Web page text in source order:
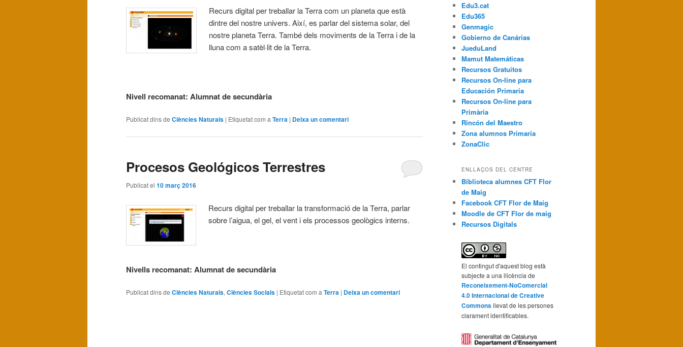
Recurs digital per treballar la Terra com un planeta que està
dintre del nostre univers. Així, es parlar del sistema solar, del
nostre planeta Terra. També dels moviments de la Terra i de la
lluna com a satèl·lit de la Terra.
Nivell recomanat: Alumnat de secundària
Publicat dins de Ciències Naturals | Etiquetat com a Terra | Deixa un comentari
Procesos Geológicos Terrestres
Publicat el 10 març 2016
Recurs digital per treballar la transformació de la Terra, parlar
sobre l’aigua, el gel, el vent i els processos geològics interns.
Nivells recomanat: Alumnat de secundària
Publicat dins de Ciències Naturals,Ciències Socials | Etiquetat com aTerra | Deixa un comentari
Edu3.cat
Edu365
Genmagic
Gobierno de Canárias
JueduLand
Mamut Matemáticas
Recursos Gratuitos
Recursos On-line para
Educación Primaria
Recursos On-line para
Primària
Rincón del Maestro
Zona alumnos Primaria
ZonaClic
ENLLAÇOS DEL CENTRE
Biblioteca alumnes CFT Flor
de Maig
Facebook CFT Flor de Maig
Moodle de CFT Flor de maig
Recursos Digitals
El contingut d'aquest blog està
subjecte a una llicència de
Reconeixement-NoComercial
4.0 Internacional de Creative
Commonsllevat de les persones
clarament identificables.